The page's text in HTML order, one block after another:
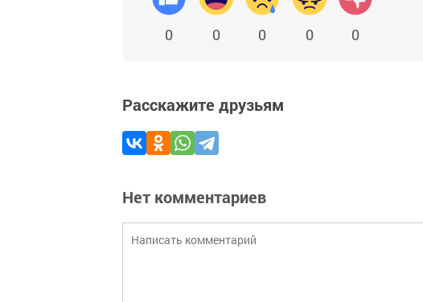
0 0 0 0 0
Расскажите друзьям
Нет комментариев